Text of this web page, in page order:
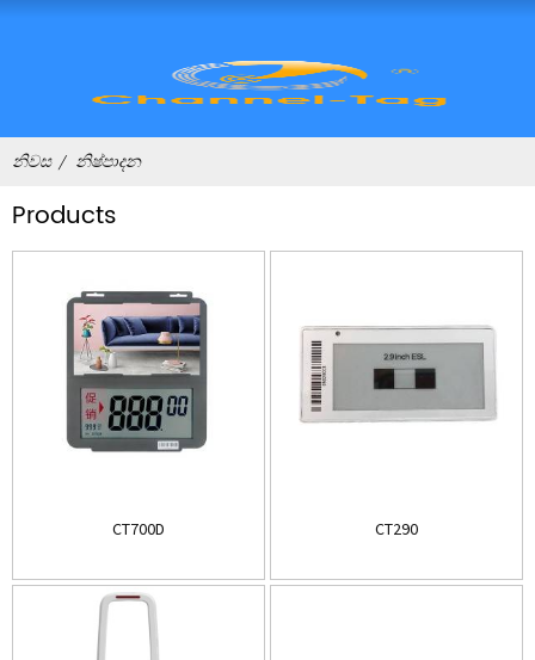
නිවස නිෂ්පාදන
Products
CT700D CT290